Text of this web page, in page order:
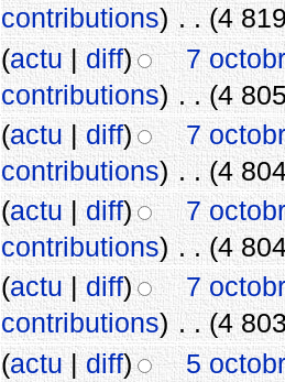
contributions) ‎. . (4
(actu|diff)
7
contributions)‎. . (4
(actu|diff)
7
contributions)‎. . (4
(actu|diff)
7
contributions) ‎. . (4
(actu|diff)
7
contributions) ‎. . (4
(actu|diff)
5